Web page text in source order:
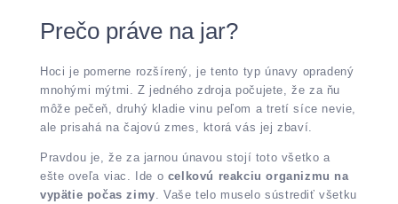
Prečo práve na jar?
Hoci je pomerne rozšírený, je tento typ únavy opradený
mnohými mýtmi. Z jedného zdroja počujete, že za ňu
môže pečeň, druhý kladie vinu peľom a tretí síce nevie,
ale prisahá na čajovú zmes, ktorá vás jej zbaví.
Pravdou je, že za jarnou únavou stojí toto všetko a
ešte oveľa viac. Ide o celkovú reakciu organizmu na
vypätie počas zimy . Vaše telo muselo sústrediť všetku